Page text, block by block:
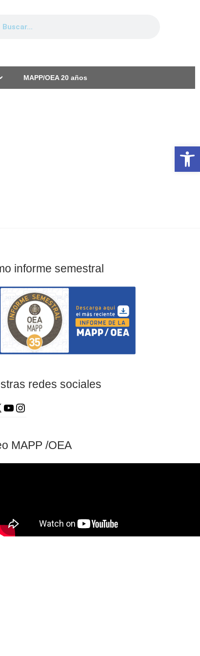
MAPP/OEA 20 años
informe semestral
redes sociales
MAPP /OEA